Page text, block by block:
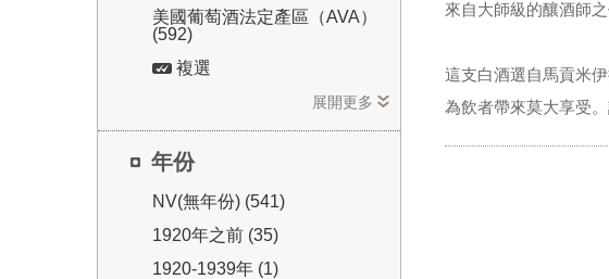
美國葡萄酒法定產區（AVA）
(592)
複選
展開更多
年份
NV(無年份) (541)
1920年之前 (35)
1920-1939年 (1)
來自大師級的釀酒師
這支白酒選自馬貢米
為飲者帶來莫大享受